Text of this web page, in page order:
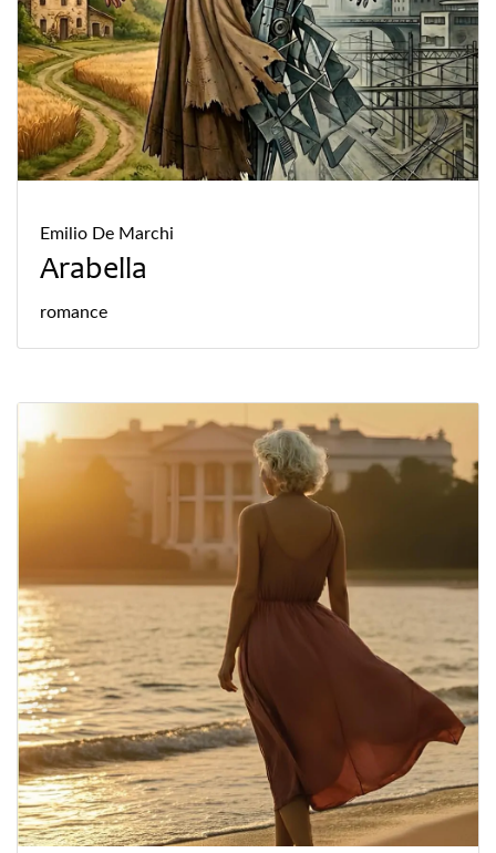
Emilio De Marchi
Arabella
romance